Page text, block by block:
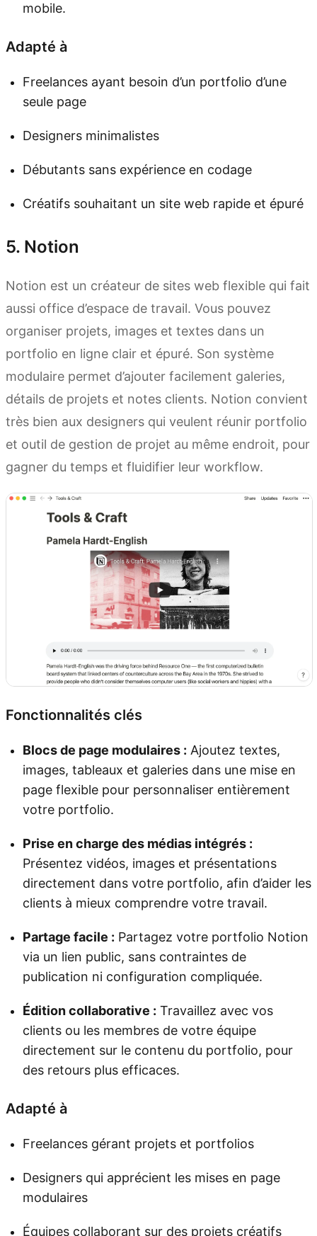
mobile.
Adapté à
Freelances ayant besoin d’un portfolio d’une
seule page
Designers minimalistes
Débutants sans expérience en codage
Créatifs souhaitant un site web rapide et épuré
5. Notion
Notion est un créateur de sites web flexible qui fait
aussi office d’espace de travail. Vous pouvez
organiser projets, images et textes dans un
portfolio en ligne clair et épuré. Son système
modulaire permet d’ajouter facilement galeries,
détails de projets et notes clients. Notion convient
très bien aux designers qui veulent réunir portfolio
et outil de gestion de projet au même endroit, pour
gagner du temps et fluidifier leur workflow.
Fonctionnalités clés
Blocs de page modulaires : Ajoutez textes,
images, tableaux et galeries dans une mise en
page flexible pour personnaliser entièrement
votre portfolio.
Prise en charge des médias intégrés :
Présentez vidéos, images et présentations
directement dans votre portfolio, afin d’aider les
clients à mieux comprendre votre travail.
Partage facile : Partagez votre portfolio Notion
via un lien public, sans contraintes de
publication ni configuration compliquée.
Édition collaborative : Travaillez avec vos
clients ou les membres de votre équipe
directement sur le contenu du portfolio, pour
des retours plus efficaces.
Adapté à
Freelances gérant projets et portfolios
Designers qui apprécient les mises en page
modulaires
Équipes collaborant sur des projets créatifs